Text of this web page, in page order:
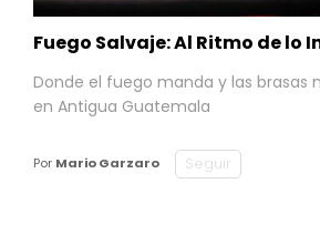
Fuego Salvaje: Al Ritmo de lo
Donde el fuego manda y las brasas
en Antigua Guatemala
Por Mario Garzaro Seguir